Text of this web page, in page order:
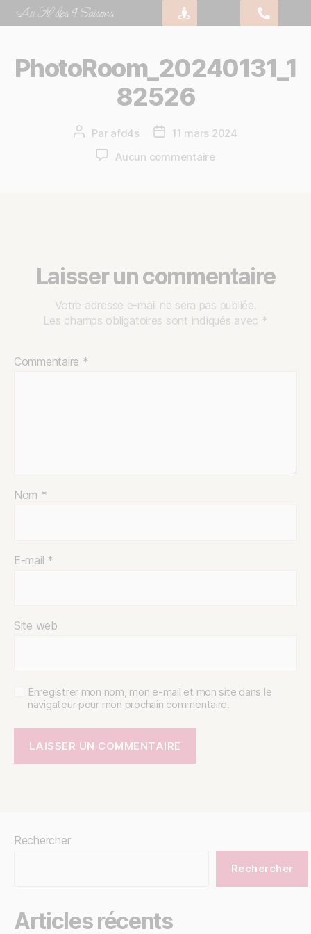
PhotoRoom_20240131_1
82526
Par afd4s
11 mars 2024
Aucun commentaire
Laisser un commentaire
Votre adresse e-mail ne sera pas publiée.
Les champs obligatoires sont indiqués avec *
Commentaire *
Nom *
E-mail *
Site web
Enregistrer mon nom, mon e-mail et mon site dans le
navigateur pour mon prochain commentaire.
Rechercher
Rechercher
Articles récents